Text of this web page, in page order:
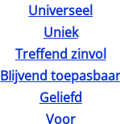
Universeel
Uniek
Treffend zinvol
BIijvend toepasbaar
Geliefd
Voor